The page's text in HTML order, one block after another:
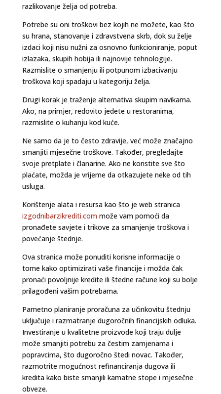
razlikovanje želja od potreba.
Potrebe su oni troškovi bez kojih ne možete, kao što
su hrana, stanovanje i zdravstvena skrb, dok su želje
izdaci koji nisu nužni za osnovno funkcioniranje, poput
izlazaka, skupih hobija ili najnovije tehnologije.
Razmislite o smanjenju ili potpunom izbacivanju
troškova koji spadaju u kategoriju želja.
Drugi korak je traženje alternativa skupim navikama.
Ako, na primjer, redovito jedete u restoranima,
razmislite o kuhanju kod kuće.
Ne samo da je to često zdravije, već može značajno
smanjiti mjesečne troškove. Također, pregledajte
svoje pretplate i članarine. Ako ne koristite sve što
plaćate, možda je vrijeme da otkazujete neke od tih
usluga.
Korištenje alata i resursa kao što je web stranica
izgodnibarzikrediti.commože vam pomoći da
pronađete savjete i trikove za smanjenje troškova i
povećanje štednje.
Ova stranica može ponuditi korisne informacije o
tome kako optimizirati vaše financije i možda čak
pronaći povoljnije kredite ili štedne račune koji su bolje
prilagođeni vašim potrebama.
Pametno planiranje proračuna za učinkovitu štednju
uključuje i razmatranje dugoročnih financijskih odluka.
Investiranje u kvalitetne proizvode koji traju dulje
može smanjiti potrebu za čestim zamjenama i
popravcima, što dugoročno štedi novac. Također,
razmotrite mogućnost refinanciranja dugova ili
kredita kako biste smanjili kamatne stope i mjesečne
obveze.